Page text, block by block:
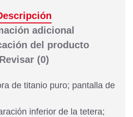
adicional
del producto
Revisar(0)
de titanio puro; pantalla de
inferior de la tetera;